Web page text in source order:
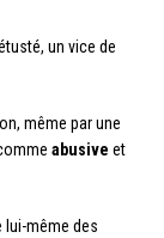
un vice de
même par une
abusive et
lui-même des